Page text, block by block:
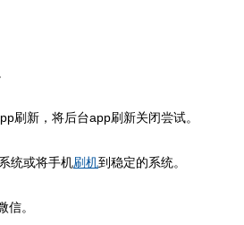
刷新，将后台app刷新关闭尝试。
统或将手机刷机到稳定的系统。
。